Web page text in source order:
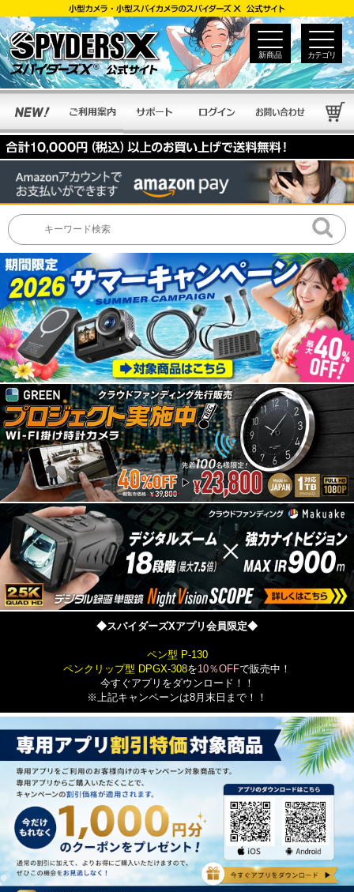
カテゴリ
新商品
◆スパイダーズXアプリ会員限定◆
ペン型 P-130
ペンクリップ型 DPGX-308を10％OFFで販売中！
今すぐアプリをダウンロード！！
※上記キャンペーンは8月末日まで！！